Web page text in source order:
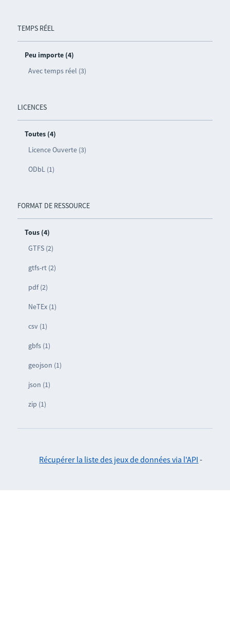
TEMPS RÉEL
Peu importe (4)
Avec temps réel (3)
LICENCES
Toutes (4)
Licence Ouverte (3)
ODbL (1)
FORMAT DE RESSOURCE
Tous (4)
GTFS (2)
gtfs-rt (2)
pdf (2)
NeTEx (1)
csv (1)
gbfs (1)
geojson (1)
json (1)
zip (1)
Récupérer la liste des jeux de données via l'API -